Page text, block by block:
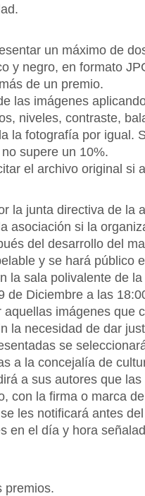
un máximo de
y negro, en formato
de un premio.
las imágenes
niveles, contraste,
la fotografía por igual.
supere un 10%.
el archivo original si
la junta directiva de la
asociación si la
del desarrollo del
y se hará público
la sala polivalente de
de Diciembre a las
imágenes que
la necesidad de dar
se
a la concejalía de
a sus autores que
con la firma o marca
les notificará antes
en el día y hora
premios.